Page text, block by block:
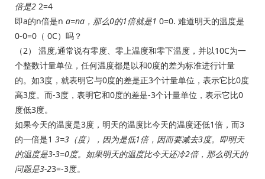
倍是2 2=4
即a的n倍是n a=na，那么0的1倍就是1 0=0. 难道明天的温度是
0-0=0（ 0C）吗？
（2） 温度,通常说有零度、零上温度和零下温度，并以10C为一
个整数计量单位，任何温度都是以和0度的差为标准进行计量
的。如3度，就表明它与0度的差是正3个计量单位，表示它比0度
高3度。而-3度，表明它和0度的差是-3个计量单位，表示它比0
度低3度。
如果今天的温度是3度，明天的温度比今天的温度还低1倍，而3
的一倍是1 3=3（度），因为是低1倍，因而要减去3度。即明天
的温度是3-3=0度。如果明天的温度比今天还冷2倍，那么明天的
问题是3-23=-3度。